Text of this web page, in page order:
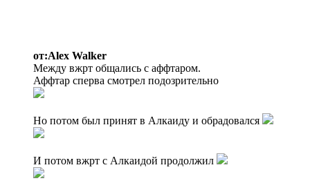
от:Alex Walker
Между вжрт общались с аффтаром.
Аффтар сперва смотрел подозрительно
Но потом был принят в Алкаиду и обрадовался
И потом вжрт с Алкаидой продолжил